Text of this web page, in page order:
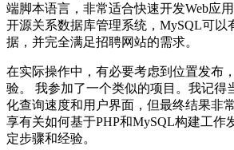
端脚本语言，非常适合快速开发Web应
开源关系数据库管理系统，MySQL可以
据，并完全满足招聘网站的需求。
在实际操作中，有必要考虑到位置发布
验。 我参加了一个类似的项目。我记得
化查询速度和用户界面，但最终结果非
享有关如何基于PHP和MySQL构建工作
定步骤和经验。